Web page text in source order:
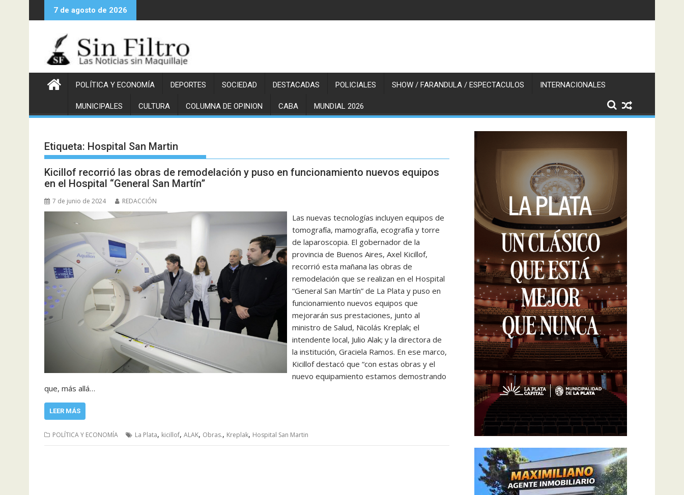
al
7 de agosto de 2026
POLÍTICA Y ECONOMÍA DEPORTES SOCIEDAD DESTACADAS POLICIALES SHOW / FARANDULA / ESPECTACULOS INTERNACIONALES
MUNICIPALES CULTURA COLUMNA DE OPINION CABA MUNDIAL 2026
Etiqueta: Hospital San Martin
Kicillof recorrió las obras de remodelación y puso en funcionamiento nuevos equipos
en el Hospital “General San Martín”
7 de junio de 2024 REDACCIÓN
Las nuevas tecnologías incluyen equipos de
tomografía, mamografía, ecografía y torre
de laparoscopia. El gobernador de la
provincia de Buenos Aires, Axel Kicillof,
recorrió esta mañana las obras de
remodelación que se realizan en el Hospital
“General San Martín” de La Plata y puso en
funcionamiento nuevos equipos que
mejorarán sus prestaciones, junto al
ministro de Salud, Nicolás Kreplak; el
intendente local, Julio Alak; y la directora de
la institución, Graciela Ramos. En ese marco,
Kicillof destacó que “con estas obras y el
nuevo equipamiento estamos demostrando
que, más allá…
LEER MÁS
POLÍTICA Y ECONOMÍA La Plata, kicillof, ALAK, Obras., Kreplak, Hospital San Martin